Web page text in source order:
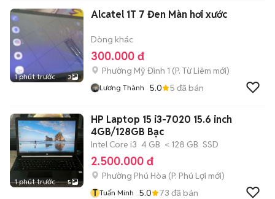
1 phút trước 3
Alcatel 1T 7 Đen Màn hơi xước
Dòng khác
300.000 đ
Phường Mỹ Đình 1 (P. Từ Liêm mới)
Lương Thành 5.0 5 đã bán
1 phút trước 5
HP Laptop 15 i3-7020 15.6 inch
4GB/128GB Bạc
Intel Core i3 4 GB < 128 GB SSD
2.500.000 đ
Phường Phú Hòa (P. Phú Lợi mới)
T Tuấn Minh 5.0 73 đã bán